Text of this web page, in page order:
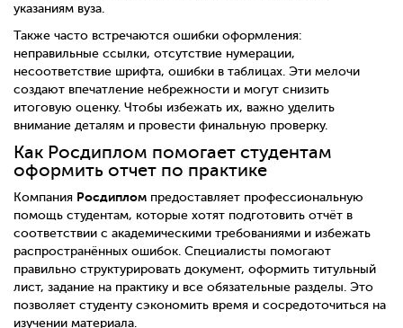
указаниям вуза.
Также часто встречаются ошибки оформления:
неправильные ссылки, отсутствие нумерации,
несоответствие шрифта, ошибки в таблицах. Эти мелочи
создают впечатление небрежности и могут снизить
итоговую оценку. Чтобы избежать их, важно уделить
внимание деталям и провести финальную проверку.
Как Росдиплом помогает студентам
оформить отчет по практике
Компания Росдиплом предоставляет профессиональную
помощь студентам, которые хотят подготовить отчёт в
соответствии с академическими требованиями и избежать
распространённых ошибок. Специалисты помогают
правильно структурировать документ, оформить титульный
лист, задание на практику и все обязательные разделы. Это
позволяет студенту сэкономить время и сосредоточиться на
изучении материала.